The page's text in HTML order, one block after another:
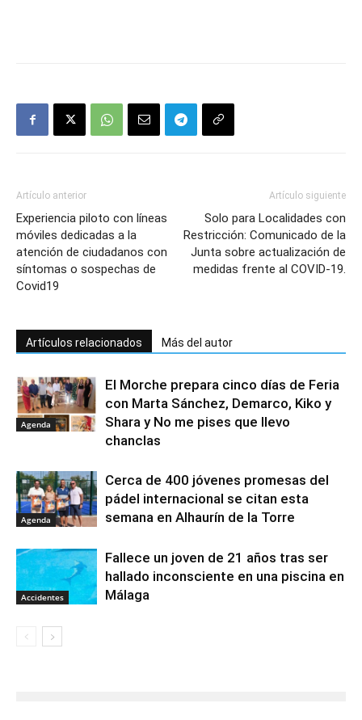
Artículo anterior
Experiencia piloto con líneas
móviles dedicadas a la
atención de ciudadanos con
síntomas o sospechas de
Covid19
Artículo siguiente
Solo para Localidades con
Restricción: Comunicado de la
Junta sobre actualización de
medidas frente al COVID-19.
Artículos relacionados Más del autor
Agenda
El Morche prepara cinco días de Feria
con Marta Sánchez, Demarco, Kiko y
Shara y No me pises que llevo
chanclas
Agenda
Cerca de 400 jóvenes promesas del
pádel internacional se citan esta
semana en Alhaurín de la Torre
Accidentes
Fallece un joven de 21 años tras ser
hallado inconsciente en una piscina en
Málaga